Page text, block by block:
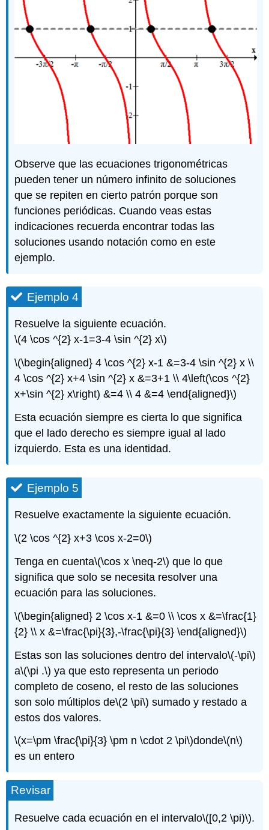
Observe que las ecuaciones trigonométricas
pueden tener un número infinito de soluciones
que se repiten en cierto patrón porque son
funciones periódicas. Cuando veas estas
indicaciones recuerda encontrar todas las
soluciones usando notación como en este
ejemplo.
Ejemplo 4
Resuelve la siguiente ecuación.
\(4 \cos ^{2} x-1=3-4 \sin ^{2} x\)
\(\begin{aligned} 4 \cos ^{2} x-1 &=3-4 \sin ^{2} x \\
4 \cos ^{2} x+4 \sin ^{2} x &=3+1 \\ 4\left(\cos ^{2}
x+\sin ^{2} x\right) &=4 \\ 4 &=4 \end{aligned}\)
Esta ecuación siempre es cierta lo que significa
que el lado derecho es siempre igual al lado
izquierdo. Esta es una identidad.
Ejemplo 5
Resuelve exactamente la siguiente ecuación.
\(2 \cos ^{2} x+3 \cos x-2=0\)
Tenga en cuenta\(\cos x \neq-2\) que lo que
significa que solo se necesita resolver una
ecuación para las soluciones.
\(\begin{aligned} 2 \cos x-1 &=0 \\ \cos x &=\frac{1}
{2} \\ x &=\frac{\pi}{3},-\frac{\pi}{3} \end{aligned}\)
Estas son las soluciones dentro del intervalo\(-\pi\)
a\(\pi .\) ya que esto representa un periodo
completo de coseno, el resto de las soluciones
son solo múltiplos de\(2 \pi\) sumado y restado a
estos dos valores.
\(x=\pm \frac{\pi}{3} \pm n \cdot 2 \pi\)donde\(n\)
es un entero
Revisar
Resuelve cada ecuación en el intervalo\([0,2 \pi)\).